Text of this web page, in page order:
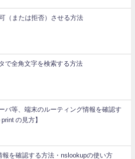
（または拒否）させる方法
で全角文字を検索する方法
バ等、端末のルーティング情報を確認す
の見方】
報を確認する方法・nslookupの使い方